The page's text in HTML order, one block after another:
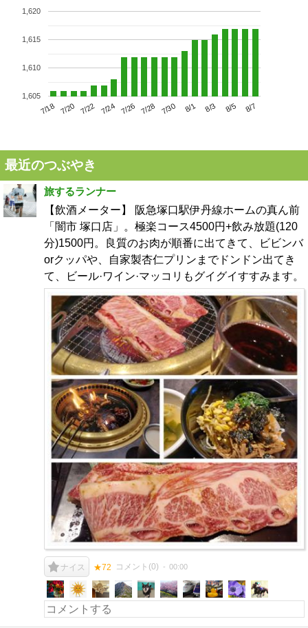
7/18 7/20 7/22 7/24 7/26 7/28 7/30 8/1 8/3 8/5 8/7
1,605
1,610
1,615
1,620
最近のつぶやき
旅するランナー
【飲酒メーター】 阪急塚口駅伊丹線ホームの真ん前
「闇市 塚口店」。極楽コース4500円+飲み放題(120
分)1500円。良質のお肉が順番に出てきて、ビビンバ
orクッパや、自家製杏仁プリンまでドンドン出てき
て、ビール·ワイン·マッコリもグイグイすすみます。
ナイス ★72 コメント(0) 00:00